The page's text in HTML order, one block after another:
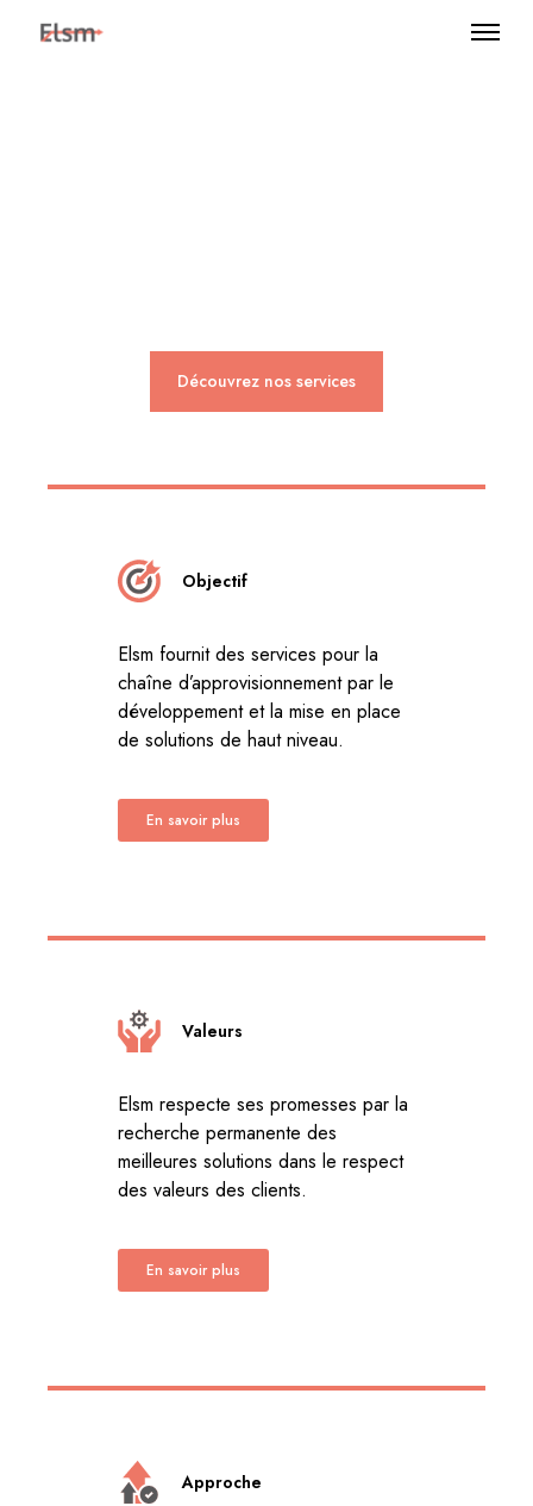
Découvrez nos services
Objectif
Elsm fournit des services pour la
chaîne d’approvisionnement par le
développement et la mise en place
de solutions de haut niveau.
En savoir plus
Valeurs
Elsm respecte ses promesses par la
recherche permanente des
meilleures solutions dans le respect
des valeurs des clients.
En savoir plus
Approche